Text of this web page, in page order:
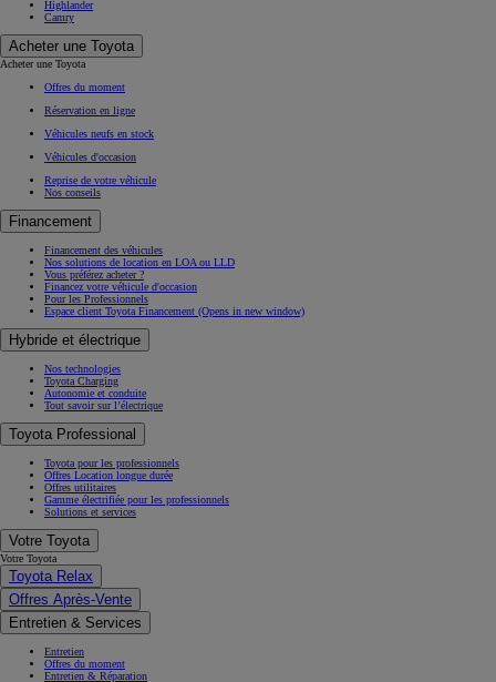
Highlander
Camry
Acheter une Toyota
Acheter une Toyota
Offres du moment
Réservation en ligne
Véhicules neufs en stock
Véhicules d'occasion
Reprise de votre véhicule
Nos conseils
Financement
Financement des véhicules
Nos solutions de location en LOA ou LLD
Vous préférez acheter ?
Financez votre véhicule d'occasion
Pour les Professionnels
Espace client Toyota Financement (Opens in new window)
Hybride et électrique
Nos technologies
Toyota Charging
Autonomie et conduite
Tout savoir sur l’électrique
Toyota Professional
Toyota pour les professionnels
Offres Location longue durée
Offres utilitaires
Gamme électrifiée pour les professionnels
Solutions et services
Votre Toyota
Votre Toyota
Toyota Relax
Offres Après-Vente
Entretien & Services
Entretien
Offres du moment
Entretien & Réparation